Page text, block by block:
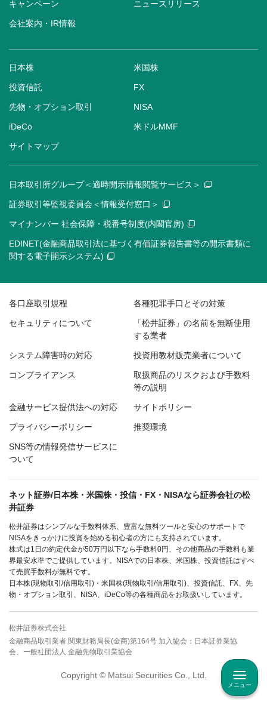
メニュー
キャンペーン ニュースリリース
会社案内・IR情報
日本株 米国株
投資信託 FX
先物・オプション取引 NISA
iDeCo 米ドルMMF
サイトマップ
日本取引所グループ＜適時開示情報閲覧サービス＞
証券取引等監視委員会＜情報受付窓口＞
マイナンバー 社会保障・税番号制度(内閣官房)
EDINET(金融商品取引法に基づく有価証券報告書等の開示書類に
関する電子開示システム)
各口座取引規程 各種犯罪手口とその対策
セキュリティについて
「松井証券」の名前を無断使用
する業者
システム障害時の対応 投資用教材販売業者について
コンプライアンス
取扱商品のリスクおよび手数料
等の説明
金融サービス提供法への対応 サイトポリシー
プライバシーポリシー 推奨環境
SNS等の情報発信サービスに
ついて
ネット証券/日本株・米国株・投信・FX・NISAなら証券会社の松
井証券
松井証券はシンプルな手数料体系、豊富な無料ツールと安心のサポートで
NISAをきっかけに投資を始める初心者の方にも支持されています。
株式は1日の約定代金が50万円以下なら手数料0円、その他商品の手数料も業
界最安水準でご提供しています。NISAでの日本株、米国株、投資信託はすべ
て売買手数料が無料です。
日本株(現物取引/信用取引)・米国株(現物取引/信用取引)、投資信託、FX、先
物・オプション取引、NISA、iDeCo等の各種商品をお取扱いしています。
松井証券株式会社
金融商品取引業者 関東財務局長(金商)第164号 加入協会：日本証券業協
会、一般社団法人 金融先物取引業協会
Copyright © Matsui Securities Co., Ltd.